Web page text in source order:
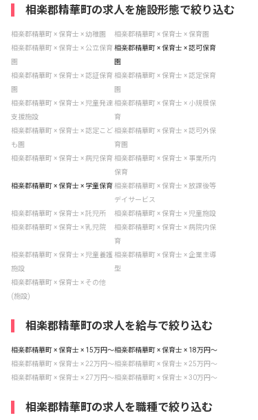
相楽郡精華町の求人を施設形態で絞り込む
相楽郡精華町 × 保育士 × 幼稚園
相楽郡精華町 × 保育士 × 保育園
相楽郡精華町 × 保育士 × 公立保育
園
相楽郡精華町 × 保育士 × 認可保育
園
相楽郡精華町 × 保育士 × 認証保育
園
相楽郡精華町 × 保育士 × 認定保育
園
相楽郡精華町 × 保育士 × 児童発達
支援施設
相楽郡精華町 × 保育士 × 小規模保
育
相楽郡精華町 × 保育士 × 認定こど
も園
相楽郡精華町 × 保育士 × 認可外保
育園
相楽郡精華町 × 保育士 × 病児保育 相楽郡精華町 × 保育士 × 事業所内
保育
相楽郡精華町 × 保育士 × 学童保育相楽郡精華町 × 保育士 × 放課後等
デイサービス
相楽郡精華町 × 保育士 × 託児所
相楽郡精華町 × 保育士 × 児童施設
相楽郡精華町 × 保育士 × 乳児院
相楽郡精華町 × 保育士 × 病院内保
育
相楽郡精華町 × 保育士 × 児童養護
施設
相楽郡精華町 × 保育士 × 企業主導
型
相楽郡精華町 × 保育士 × その他
(施設)
相楽郡精華町の求人を給与で絞り込む
相楽郡精華町 × 保育士 × 15万円〜相楽郡精華町 × 保育士 × 18万円〜
相楽郡精華町 × 保育士 × 22万円〜相楽郡精華町 × 保育士 × 25万円〜
相楽郡精華町 × 保育士 × 27万円〜相楽郡精華町 × 保育士 × 30万円〜
相楽郡精華町の求人を職種で絞り込む